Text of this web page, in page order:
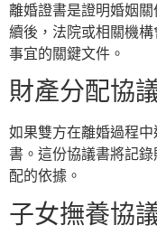
離婚證書是證明婚姻
續後，法院或相關機
事宜的關鍵文件。
財產分配協
如果雙方在離婚過程
書。這份協議書將記
配的依據。
子女撫養協